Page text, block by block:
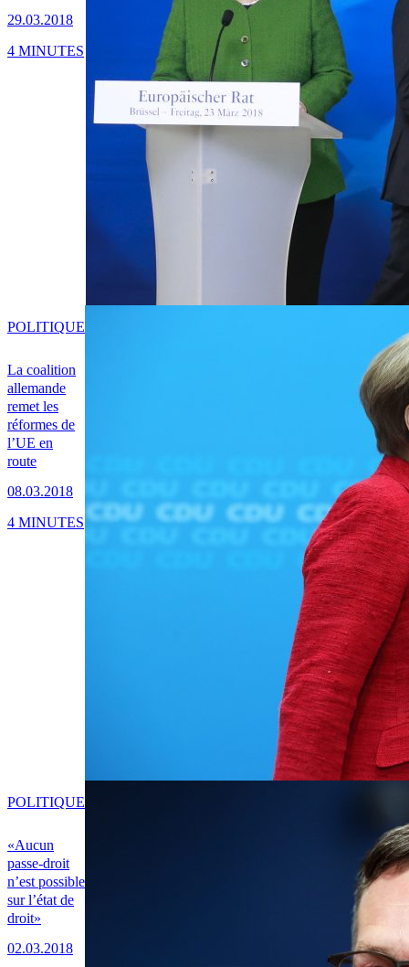
29.03.2018
4 MINUTES
La coalition
allemande
remet les
réformes de
l’UE en
route
08.03.2018
POLITIQUE
4 MINUTES
«Aucun
passe-droit
n’est possible
sur l’état de
droit»
02.03.2018
POLITIQUE